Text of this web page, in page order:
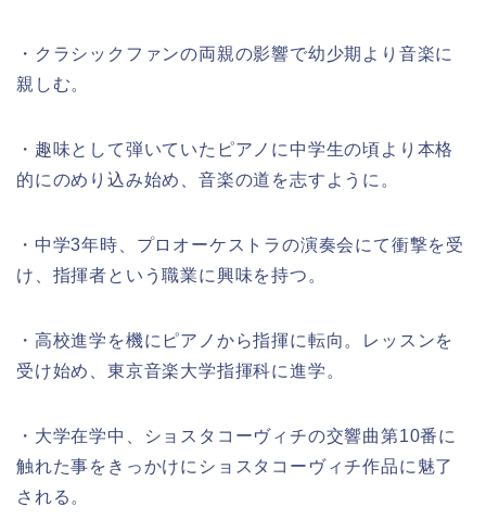
・クラシックファンの両親の影響で幼少期より音楽に
親しむ。
・趣味として弾いていたピアノに中学生の頃より本格
的にのめり込み始め、音楽の道を志すように。
・中学3年時、プロオーケストラの演奏会にて衝撃を受
け、指揮者という職業に興味を持つ。
・高校進学を機にピアノから指揮に転向。レッスンを
受け始め、東京音楽大学指揮科に進学。
・大学在学中、ショスタコーヴィチの交響曲第10番に
触れた事をきっかけにショスタコーヴィチ作品に魅了
される。